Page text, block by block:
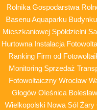
Rolnika Gospodarstwa
Basenu Aquaparku
Mieszkaniowej Spółdzielni
Hurtowna Instalacja
Ranking Firm od
Monitoring Sprzedaż
Fotowoltaiczny Wrocław
Głogów Oleśnica
Wielkopolski Nowa Sól